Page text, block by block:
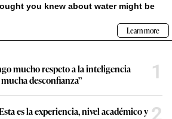
mucho respeto a la inteligencia
desconfianza”
1
es la experiencia, nivel académico y 2